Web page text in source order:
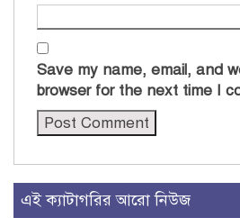
Save my name, email, and
browser for the next time I
এই ক্যাটাগরির আরো নিউজ